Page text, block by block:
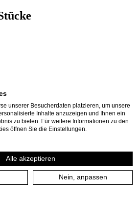
unserer Besucherdaten platzieren, um unsere
Inhalte anzuzeigen und Ihnen ein
zu bieten. Für weitere Informationen zu den
öffnen Sie die Einstellungen.
Alle akzeptieren
Nein, anpassen